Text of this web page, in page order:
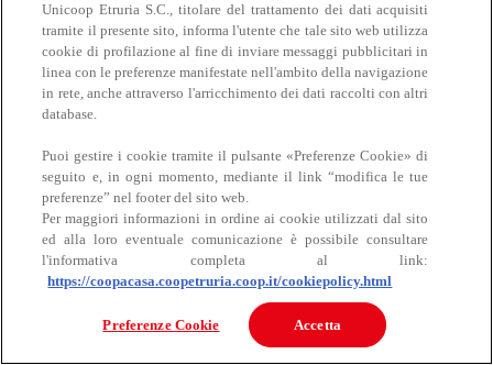
Carne
Carne
Bovino
Unicoop Etruria S.C., titolare del trattamento dei dati acquisiti
tramite il presente sito, informa l'utente che tale sito web utilizza
cookie di profilazione al fine di inviare messaggi pubblicitari in
linea con le preferenze manifestate nell'ambito della navigazione
in rete, anche attraverso l'arricchimento dei dati raccolti con altri
database.
Puoi gestire i cookie tramite il pulsante «Preferenze Cookie» di
seguito e, in ogni momento, mediante il link “modifica le tue
preferenze” nel footer del sito web.
Per maggiori informazioni in ordine ai cookie utilizzati dal sito
ed alla loro eventuale comunicazione è possibile consultare
l'informativa completa al link:
https://coopacasa.coopetruria.coop.it/cookiepolicy.html
Preferenze Cookie Accetta